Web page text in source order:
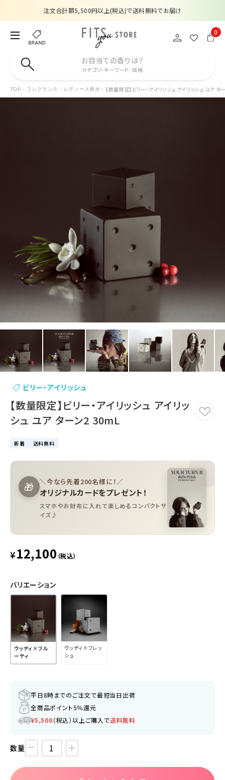
注文合計額5,500円以上(税込)で送料無料でお届け
夏季休業のお知らせ
【数量限定】購入金額6,000円(税込)以上で香水サンプルプレゼント
注文合計額5,500円以上(税込)で送料無料でお届け
0
お目当ての香りは？
カテゴリ・キーワード・価格
TOP フレグランス レディース香水 【数量限定】ビリー・アイリッシュ アイリッシュ ユア
ビリー・アイリッシュ
【数量限定】ビリー・アイリッシュ アイリッ
シュ ユア ターン2 30mL
新着 送料無料
🎁 ＼今なら先着200名様に！／
オリジナルカードをプレゼント！
スマホやお財布に入れて楽しめるコンパクトサ
イズ♪
¥12,100 （税込）
バリエーション
ウッディ×フル
ーティ
ウッディ×フレッ
シュ
平日8時までのご注文で最短当日出荷
全商品ポイント5％還元
¥5,500（税込）以上ご購入で送料無料
数量